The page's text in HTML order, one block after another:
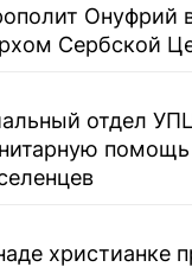
Онуфрий
Сербской
отдел
христианке